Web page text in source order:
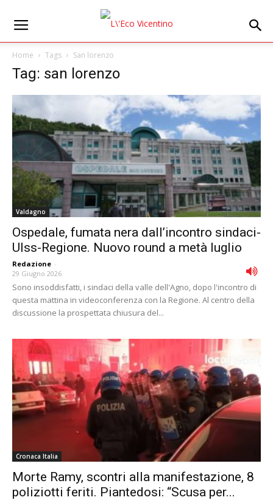
Home Tags San lorenzo
Tag: san lorenzo
Valdagno
Ospedale, fumata nera dall’incontro sindaci-
Ulss-Regione. Nuovo round a metà luglio
Redazione -
29 Giugno 2026
Sono insoddisfatti, i sindaci della valle dell'Agno, dopo l'incontro di
questa mattina in videoconferenza con la Regione. Al centro della
discussione la prospettata chiusura del...
Cronaca Italia
Morte Ramy, scontri alla manifestazione, 8
poliziotti feriti. Piantedosi: “Scusa per...